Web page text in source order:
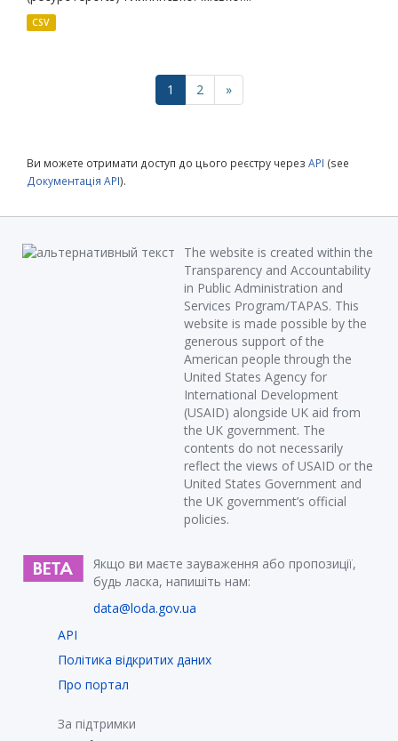
CSV
1 2 »
Ви можете отримати доступ до цього реєстру через API (see
Документація API).
The website is created within the
Transparency and Accountability
in Public Administration and
Services Program/TAPAS. This
website is made possible by the
generous support of the
American people through the
United States Agency for
International Development
(USAID) alongside UK aid from
the UK government. The
contents do not necessarily
reflect the views of USAID or the
United States Government and
the UK government’s official
policies.
Якщо ви маєте зауваження або пропозиції,
будь ласка, напишіть нам:
data@loda.gov.ua
API
Політика відкритих даних
Про портал
За підтримки